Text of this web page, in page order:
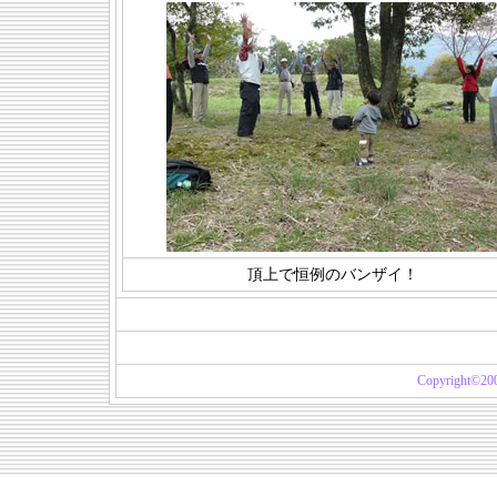
頂上で恒例のバンザイ！